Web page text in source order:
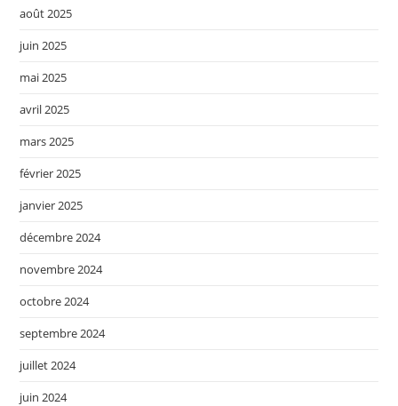
août 2025
juin 2025
mai 2025
avril 2025
mars 2025
février 2025
janvier 2025
décembre 2024
novembre 2024
octobre 2024
septembre 2024
juillet 2024
juin 2024